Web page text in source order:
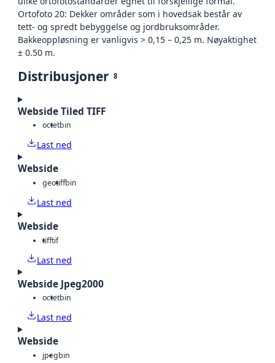
Ortofoto 20: Dekker områder som i hovedsak består av
tett- og spredt bebyggelse og jordbruksområder.
Bakkeoppløsning er vanligvis > 0,15 – 0,25 m. Nøyaktighet
± 0.50 m.
Distribusjoner 8
Webside Tiled TIFF
octetbin
Last ned
Webside
geotiffbin
Last ned
Webside
tifftif
Last ned
Webside Jpeg2000
octetbin
Last ned
Webside
jpegbin